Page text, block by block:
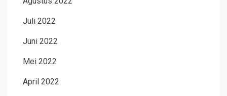
Juli 2022
Juni 2022
Mei 2022
April 2022